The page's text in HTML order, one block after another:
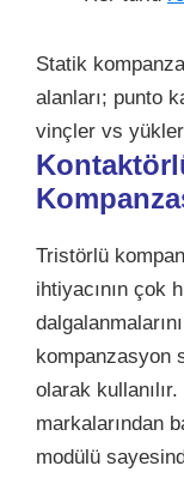
Statik
alanları; punto
vinçler vs
Tristörlü
ihtiyacının çok
kompanzasyon
olarak
markalarından
modülü